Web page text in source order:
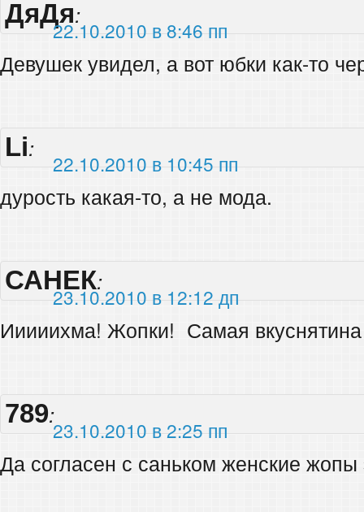
ДяДя:
22.10.2010 в 8:46 пп
Девушек увидел, а вот юбки как-то
Li:
22.10.2010 в 10:45 пп
дурость какая-то, а не мода.
САНЕК:
23.10.2010 в 12:12 дп
Ииииихма! Жопки! Самая
789:
23.10.2010 в 2:25 пп
Да согласен с саньком женские